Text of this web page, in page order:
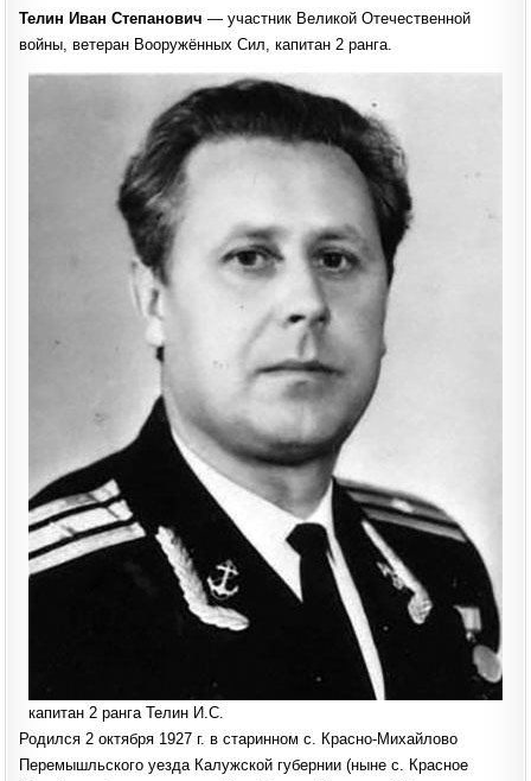
СТЕПАНОВИЧ
Телин Иван Степанович — участник Великой Отечественной
войны, ветеран Вооружённых Сил, капитан 2 ранга.
капитан 2 ранга Телин И.С.
Родился 2 октября 1927 г. в старинном с. Красно-Михайлово
Перемышльского уезда Калужской губернии (ныне с. Красное